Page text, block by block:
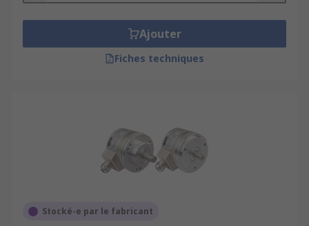
Ajouter
Fiches techniques
Stocké-e par le fabricant